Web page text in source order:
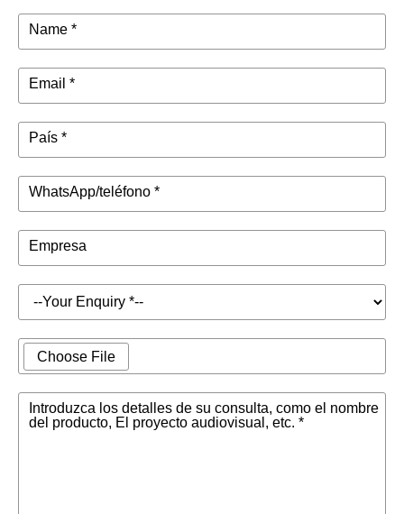
Name *
Email *
País *
WhatsApp/teléfono *
Empresa
Choose File
Introduzca los detalles de su consulta, como el nombre
del producto, El proyecto audiovisual, etc. *